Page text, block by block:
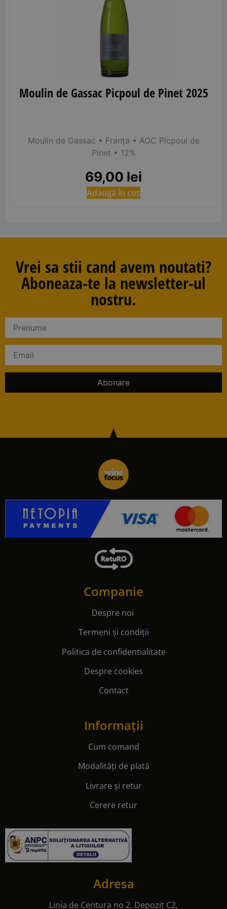
Moulin de Gassac Picpoul de Pinet 2025
Moulin de Gassac • Franța • AOC Picpoul de
Pinet • 12%
69,00 lei
Adaugă în coș
Vrei sa stii cand avem noutati?
Aboneaza-te la newsletter-ul
nostru.
Companie
Despre noi
Termeni și condiții
Politica de confidentialitate
Despre cookies
Contact
Informații
Cum comand
Modalități de plată
Livrare și retur
Cerere retur
Adresa
Linia de Centura no 2, Depozit C2,